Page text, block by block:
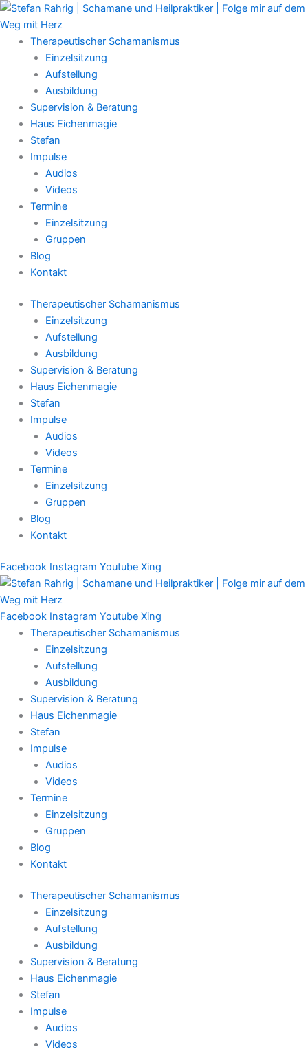
Zum
Inhalt
springenTherapeutischer Schamanismus
Einzelsitzung
Aufstellung
Ausbildung
Supervision & Beratung
Haus Eichenmagie
Stefan
Impulse
Audios
Videos
Termine
Einzelsitzung
Gruppen
Blog
Kontakt
Therapeutischer Schamanismus
Einzelsitzung
Aufstellung
Ausbildung
Supervision & Beratung
Haus Eichenmagie
Stefan
Impulse
Audios
Videos
Termine
Einzelsitzung
Gruppen
Blog
Kontakt
Facebook Instagram Youtube Xing
Facebook Instagram Youtube Xing
Therapeutischer Schamanismus
Einzelsitzung
Aufstellung
Ausbildung
Supervision & Beratung
Haus Eichenmagie
Stefan
Impulse
Audios
Videos
Termine
Einzelsitzung
Gruppen
Blog
Kontakt
Therapeutischer Schamanismus
Einzelsitzung
Aufstellung
Ausbildung
Supervision & Beratung
Haus Eichenmagie
Stefan
Impulse
Audios
Videos
Main
Menu